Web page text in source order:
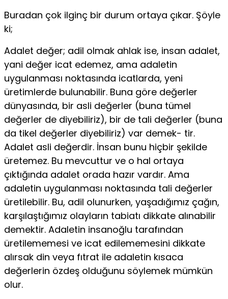
Buradan çok ilginç bir durum ortaya çıkar. Şöyle
ki;
Adalet değer; adil olmak ahlak ise, insan adalet,
yani de­ğer icat edemez, ama adaletin
uygulanması noktasında icat­larda, yeni
üretimlerde bulunabilir. Buna göre değerler
dünya­sında, bir asli değerler (buna tümel
değerler de diyebiliriz), bir de tali değerler (buna
da tikel değerler diyebiliriz) var demek- tir.
Adalet asli değerdir. İnsan bunu hiçbir şekilde
üretemez. Bu mevcuttur ve o hal ortaya
çıktığında adalet orada hazır vardır. Ama
adaletin uygulanması noktasında tali değerler
üretilebi­lir. Bu, adil olunurken, yaşadığımız çağın,
karşılaştığımız olay­ların tabiatı dikkate alınabilir
demektir. Adaletin insanoğlu ta­rafından
üretilememesi ve icat edilememesini dikkate
alırsak din veya fıtrat ile adaletin kısaca
değerlerin özdeş olduğunu söylemek mümkün
olur.